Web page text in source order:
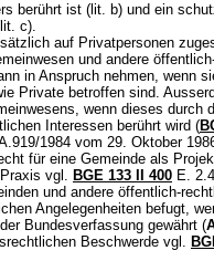
berührt ist (lit. b) und ein
c).
auf Privatpersonen
und andere
in Anspruch nehmen, wenn
Private betroffen sind.
wenn dieses durch
Interessen berührt wird (
1984 vom 29. Oktober
für eine Gemeinde als
vgl. BGE 133 II 400 E.
und andere öffentlich-
Angelegenheiten befugt,
Bundesverfassung gewährt (
Beschwerde vgl.